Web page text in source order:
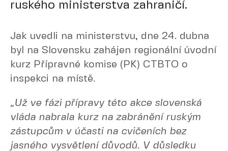
ruského ministerstva zahraničí.
Jak uvedli na ministerstvu, dne 24. dubna
byl na Slovensku zahájen regionální úvodní
kurz Přípravné komise (PK) CTBTO o
inspekci na místě.
„Už ve fázi přípravy této akce slovenská
vláda nabrala kurz na zabránění ruským
zástupcům v účasti na cvičeních bez
jasného vysvětlení důvodů. V důsledku